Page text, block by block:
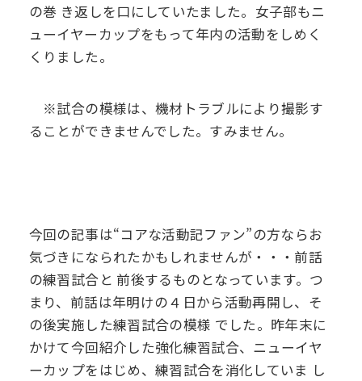
の巻 き返しを口にしていたました。女子部もニ
ューイヤーカップをもって年内の活動をしめく
くりました。
※試合の模様は、機材トラブルにより撮影す
ることができませんでした。すみません。
今回の記事は“コアな活動記ファン”の方ならお
気づきになられたかもしれませんが・・・前話
の練習試合と 前後するものとなっています。つ
まり、前話は年明けの４日から活動再開し、そ
の後実施した練習試合の模様 でした。昨年末に
かけて今回紹介した強化練習試合、ニューイヤ
ーカップをはじめ、練習試合を消化していま し